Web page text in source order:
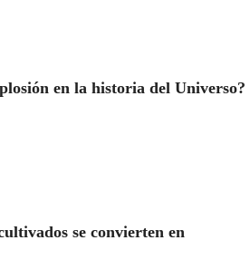
en la historia del Universo?
se convierten en